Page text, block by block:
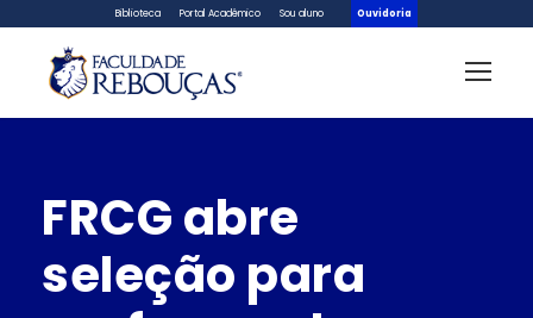
Biblioteca Portal Acadêmico Sou aluno Ouvidoria
FRCG abre
seleção para